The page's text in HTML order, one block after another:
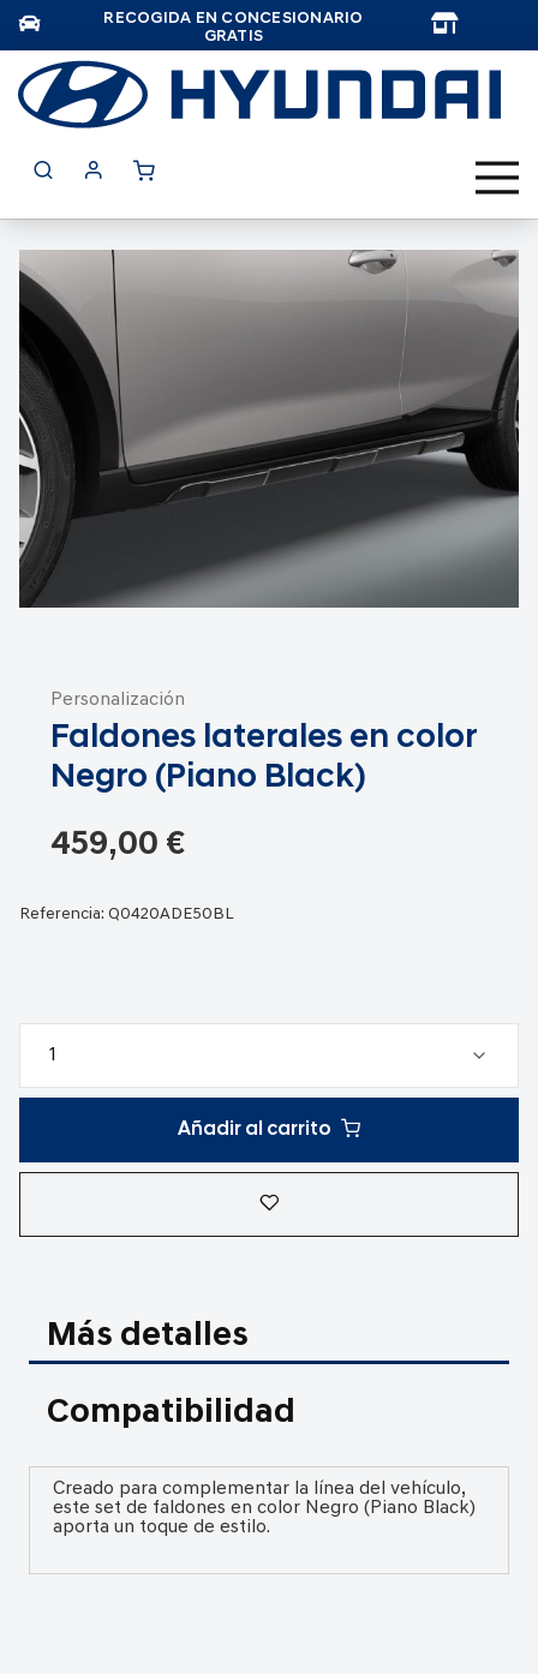
RECOGIDA EN CONCESIONARIO
GRATIS
Personalización
Faldones laterales en color
Negro (Piano Black)
459,00 €
Referencia: Q0420ADE50BL
Añadir al carrito
Saltar
final
de
la
galería
de
imágenes
comienzo
galería
imágenes
Más detalles
Compatibilidad
Creado para complementar la línea del vehículo,
este set de faldones en color Negro (Piano Black)
aporta un toque de estilo.